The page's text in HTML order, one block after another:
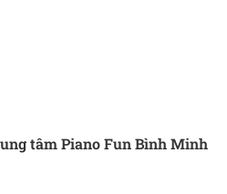
tâm Piano Fun Bình Minh